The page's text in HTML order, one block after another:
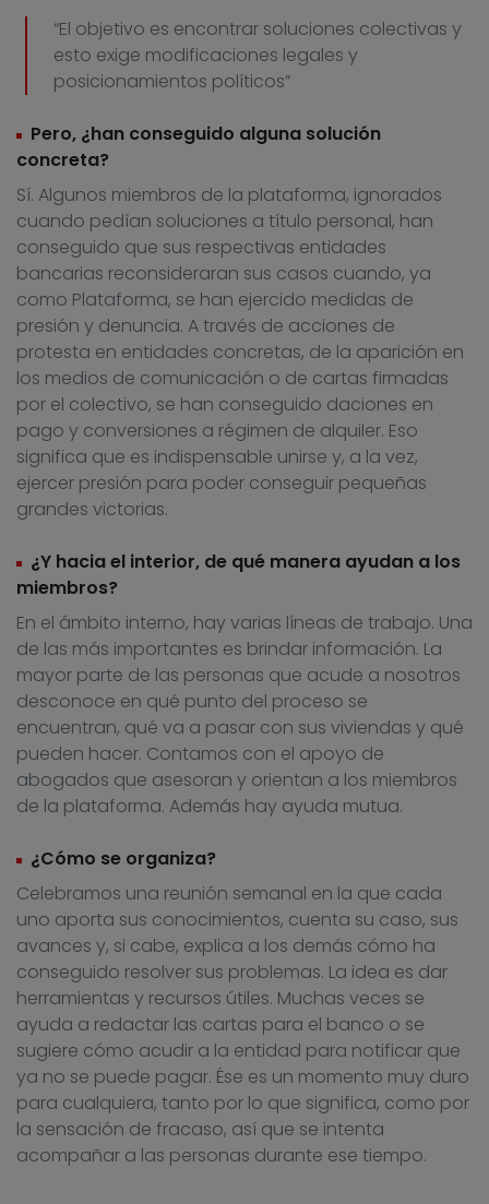
“El objetivo es encontrar soluciones colectivas y
esto exige modificaciones legales y
posicionamientos políticos”
Pero, ¿han conseguido alguna solución
concreta?
Sí. Algunos miembros de la plataforma, ignorados
cuando pedían soluciones a título personal, han
conseguido que sus respectivas entidades
bancarias reconsideraran sus casos cuando, ya
como Plataforma, se han ejercido medidas de
presión y denuncia. A través de acciones de
protesta en entidades concretas, de la aparición en
los medios de comunicación o de cartas firmadas
por el colectivo, se han conseguido daciones en
pago y conversiones a régimen de alquiler. Eso
significa que es indispensable unirse y, a la vez,
ejercer presión para poder conseguir pequeñas
grandes victorias.
¿Y hacia el interior, de qué manera ayudan a los
miembros?
En el ámbito interno, hay varias líneas de trabajo. Una
de las más importantes es brindar información. La
mayor parte de las personas que acude a nosotros
desconoce en qué punto del proceso se
encuentran, qué va a pasar con sus viviendas y qué
pueden hacer. Contamos con el apoyo de
abogados que asesoran y orientan a los miembros
de la plataforma. Además hay ayuda mutua.
¿Cómo se organiza?
Celebramos una reunión semanal en la que cada
uno aporta sus conocimientos, cuenta su caso, sus
avances y, si cabe, explica a los demás cómo ha
conseguido resolver sus problemas. La idea es dar
herramientas y recursos útiles. Muchas veces se
ayuda a redactar las cartas para el banco o se
sugiere cómo acudir a la entidad para notificar que
ya no se puede pagar. Ése es un momento muy duro
para cualquiera, tanto por lo que significa, como por
la sensación de fracaso, así que se intenta
acompañar a las personas durante ese tiempo.